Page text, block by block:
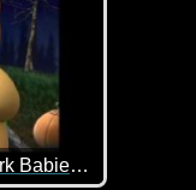
Forever Friends and Hallmark Babies wish you a special Halloween